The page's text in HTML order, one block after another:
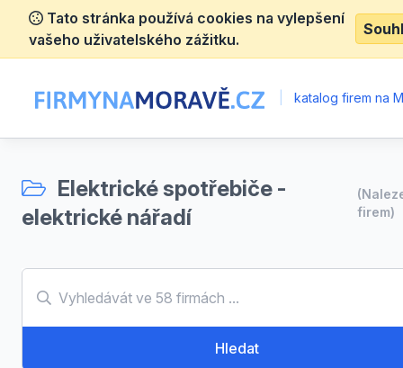
Tato stránka používá cookies na vylepšení
vašeho uživatelského zážitku.
katalog firem na
Elektrické spotřebiče -
elektrické nářadí
firem)
Hledat